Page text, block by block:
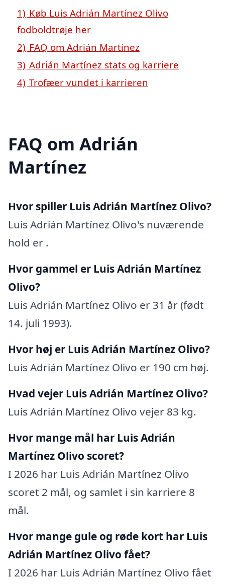
1) Køb Luis Adrián Martínez Olivo
fodboldtrøje her
2) FAQ om Adrián Martínez
3) Adrián Martínez stats og karriere
4) Trofæer vundet i karrieren
FAQ om Adrián
Martínez
Hvor spiller Luis Adrián Martínez Olivo?
Luis Adrián Martínez Olivo's nuværende
hold er .
Hvor gammel er Luis Adrián Martínez
Olivo?
Luis Adrián Martínez Olivo er 31 år (født
14. juli 1993).
Hvor høj er Luis Adrián Martínez Olivo?
Luis Adrián Martínez Olivo er 190 cm høj.
Hvad vejer Luis Adrián Martínez Olivo?
Luis Adrián Martínez Olivo vejer 83 kg.
Hvor mange mål har Luis Adrián
Martínez Olivo scoret?
I 2026 har Luis Adrián Martínez Olivo
scoret 2 mål, og samlet i sin karriere 8
mål.
Hvor mange gule og røde kort har Luis
Adrián Martínez Olivo fået?
I 2026 har Luis Adrián Martínez Olivo fået